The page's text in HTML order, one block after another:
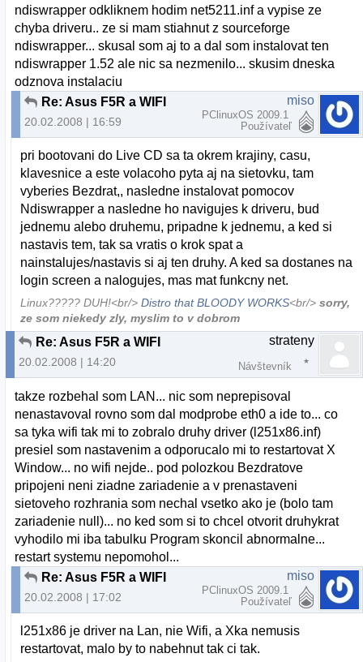
ndiswrapper odkliknem hodim net5211.inf a vypise ze
chyba driveru.. ze si mam stiahnut z sourceforge
ndiswrapper... skusal som aj to a dal som instalovat ten
ndiswrapper 1.52 ale nic sa nezmenilo... skusim dneska
odznova instalaciu
Re: Asus F5R a WIFI
20.02.2008 | 16:59
miso
PClinuxOS 2009.1
Používateľ
pri bootovani do Live CD sa ta okrem krajiny, casu,
klavesnice a este volacoho pyta aj na sietovku, tam
vyberies Bezdrat,, nasledne instalovat pomocov
Ndiswrapper a nasledne ho navigujes k driveru, bud
jednemu alebo druhemu, pripadne k jednemu, a ked si
nastavis tem, tak sa vratis o krok spat a
nainstalujes/nastavis si aj ten druhy. A ked sa dostanes na
login screen a nalogujes, mas mat funkcny net.
Linux????? DUH!<br/>Distro that BLOODY WORKS<br/>sorry,
ze som niekedy zly, myslim to v dobrom
Re: Asus F5R a WIFI
20.02.2008 | 14:20
strateny
Návštevník
takze rozbehal som LAN... nic som neprepisoval
nenastavoval rovno som dal modprobe eth0 a ide to... co
sa tyka wifi tak mi to zobralo druhy driver (l251x86.inf)
presiel som nastavenim a odporucalo mi to restartovat X
Window... no wifi nejde.. pod polozkou Bezdratove
pripojeni neni ziadne zariadenie a v prenastaveni
sietoveho rozhrania som nechal vsetko ako je (bolo tam
zariadenie null)... no ked som si to chcel otvorit druhykrat
vyhodilo mi iba tabulku Program skoncil abnormalne...
restart systemu nepomohol...
Re: Asus F5R a WIFI
20.02.2008 | 17:02
miso
PClinuxOS 2009.1
Používateľ
l251x86 je driver na Lan, nie Wifi, a Xka nemusis
restartovat, malo by to nabehnut tak ci tak.